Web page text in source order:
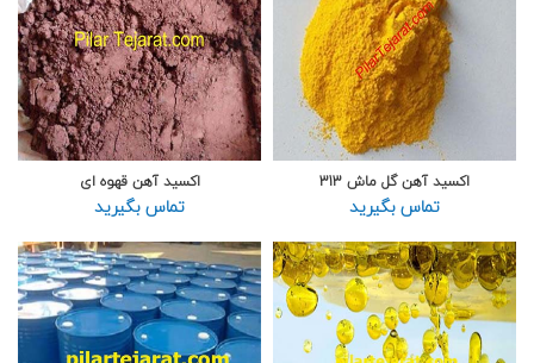
اکسید آهن گل ماش 313
تماس بگیرید
اکسید آهن قهوه ای
تماس بگیرید